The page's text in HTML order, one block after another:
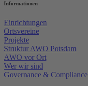
Informationen
Einrichtungen
Ortsvereine
Projekte
Struktur AWO Potsdam
AWO vor Ort
Wer wir sind
Governance & Compliance